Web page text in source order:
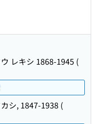
レキシ 1868-1945 (
シ, 1847-1938 (